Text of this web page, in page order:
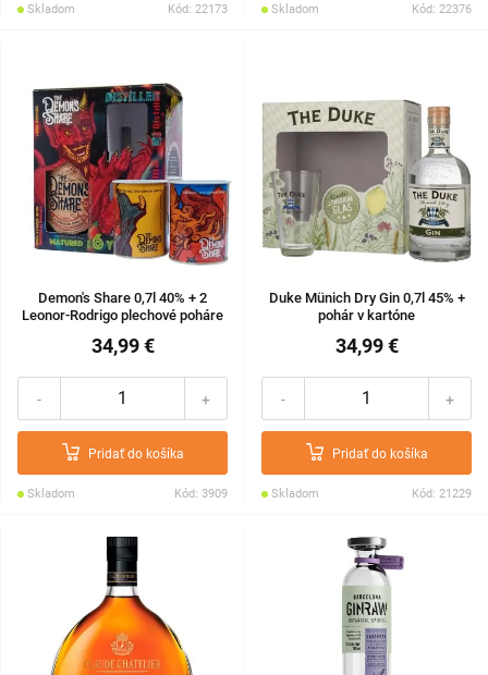
Skladom Kód: 22173 Skladom Kód: 22376
Demon's Share 0,7l 40% + 2
Leonor-Rodrigo plechové poháre
34,99 €
- +
Pridať do košíka
Skladom Kód: 3909
Duke Münich Dry Gin 0,7l 45% +
pohár v kartóne
34,99 €
- +
Pridať do košíka
Skladom Kód: 21229